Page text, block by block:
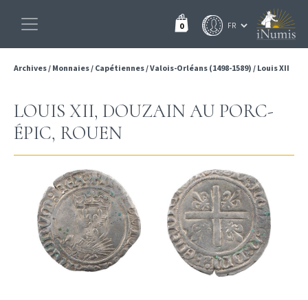
0
Archives/ Monnaies/ Capétiennes/Valois-Orléans (1498-1589) / Louis XII
LOUIS XII, DOUZAIN AU PORC-
ÉPIC, ROUEN